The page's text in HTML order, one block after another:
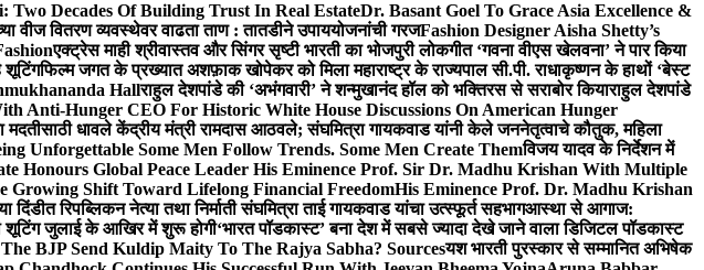
Two Decades Of Building Trust In Real EstateDr. Basant Goel To Grace Asia Excellence &
वीज वितरण व्यवस्थेवर वाढता ताण : तातडीने उपाययोजनांची गरजFashion Designer Aisha Shetty’s
एक्ट्रेस माही श्रीवास्तव और सिंगर सृष्टी भारती का भोजपुरी लोकगीत ‘गवना वीएस खेलवना’ ने पार किया
शूटिंगफिल्म जगत के प्रख्यात अशफ़ाक खोपेकर को मिला महाराष्ट्र के राज्यपाल सी.पी. राधाकृष्णन के हाथों ‘बेस्ट
Hallराहुल देशपांडे की ‘अभंगवारी’ ने शन्मुखानंद हॉल को भक्तिरस से सराबोर कियाराहुल देशपांडे
Anti-Hunger CEO For Historic White House Discussions On American Hunger
मदतीसाठी धावले केंद्रीय मंत्री रामदास आठवले; संघमित्रा गायकवाड यांनी केले जननेतृत्वाचे कौतुक, महिला
Unforgettable Some Men Follow Trends. Some Men Create Themविजय यादव के निर्देशन में
Honours Global Peace Leader His Eminence Prof. Sir Dr. Madhu Krishan With Multiple
Growing Shift Toward Lifelong Financial FreedomHis Eminence Prof. Dr. Madhu Krishan
दिंडीत रिपब्लिकन नेत्या तथा निर्माती संघमित्रा ताई गायकवाड यांचा उत्स्फूर्त सहभागआस्था से आगाज:
शूटिंग जुलाई के आखिर में शुरू होगी‘भारत पॉडकास्ट’ बना देश में सबसे ज्यादा देखे जाने वाला डिजिटल पॉडकास्ट
BJP Send Kuldip Maity To The Rajya Sabha? Sourcesयश भारती पुरस्कार से सम्मानित अभिषेक